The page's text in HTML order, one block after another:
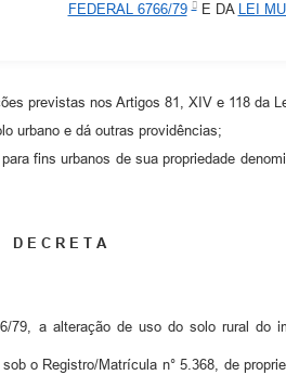
FEDERAL 6766/79 E DA LEI
previstas nos Artigos 81, XIV e 118 da
urbano e dá outras providências;
fins urbanos de sua propriedade
D E C R E T A
79, a alteração de uso do solo rural do
o Registro/Matrícula n° 5.368, de